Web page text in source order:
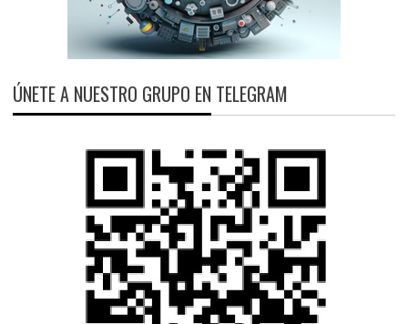
ÚNETE A NUESTRO GRUPO EN TELEGRAM